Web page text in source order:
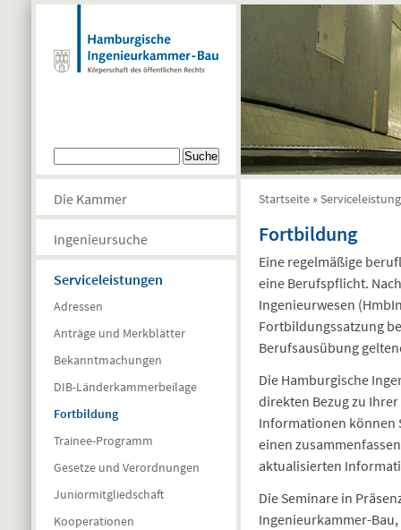
Direkt zum Inhalt
Suchformular
Die Kammer
Ingenieursuche
Serviceleistungen
Adressen
Anträge und Merkblätter
Bekanntmachungen
DIB-Länderkammerbeilage
Fortbildung
Trainee-Programm
Gesetze und Verordnungen
Juniormitgliedschaft
Kooperationen
Sie sind hier
Startseite »
Fortbildung
Eine regelmäßige
eine Berufspflicht.
Ingenieurwesen
Fortbildungssatzung
Berufsausübung
Die Hamburgische
direkten Bezug zu
Informationen können
einen
aktualisierten
Die Seminare in
Ingenieurkammer-